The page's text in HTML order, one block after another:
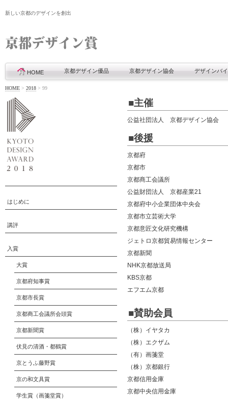
新しい京都のデザインを創出
HOME 京都デザイン優品 京都デザイン協会 デザインバ
HOME > 2018 > 99
■主催
公益社団法人 京都デザイン協会
■後援
京都府
京都市
京都商工会議所
公益財団法人 京都産業21
京都府中小企業団体中央会
京都市立芸術大学
京都意匠文化研究機構
ジェトロ京都貿易情報センター
京都新聞
NHK京都放送局
KBS京都
エフエム京都
■賛助会員
（株）イヤタカ
（株）エクザム
（有）画箋堂
（株）京都銀行
京都信用金庫
京都中央信用金庫
はじめに
講評
入賞
大賞
京都府知事賞
京都市長賞
京都商工会議所会頭賞
京都新聞賞
伏見の清酒・都鶴賞
京とうふ藤野賞
京の和文具賞
学生賞（画箋堂賞）